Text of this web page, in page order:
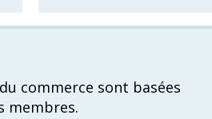
commerce sont basées
membres.